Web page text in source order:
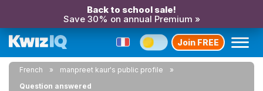
Back to school sale!
Save 30% on annual Premium »
Join FREE
French
manpreet kaur's public profile
Question answered